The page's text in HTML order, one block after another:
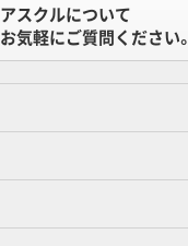
アスクルについて
お気軽にご質問ください。